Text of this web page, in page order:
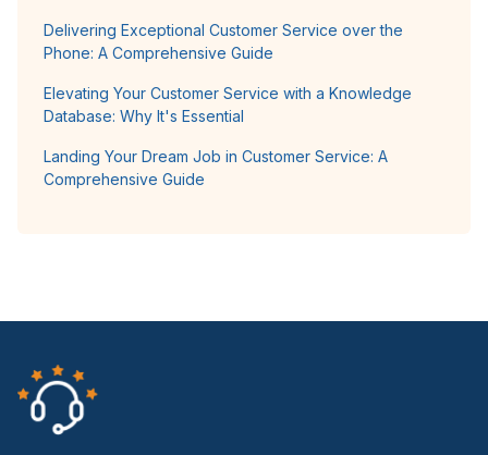
Delivering Exceptional Customer Service over the
Phone: A Comprehensive Guide
Elevating Your Customer Service with a Knowledge
Database: Why It's Essential
Landing Your Dream Job in Customer Service: A
Comprehensive Guide